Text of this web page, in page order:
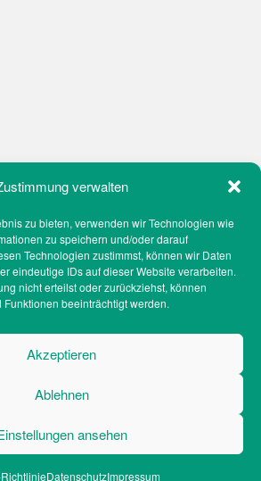
verwalten
zu bieten, verwenden wir Technologien wie
zu speichern und/oder darauf
Technologien zustimmst, können wir Daten
eindeutige IDs auf dieser Website verarbeiten.
nicht erteilst oder zurückziehst, können
beeinträchtigt werden.
Akzeptieren
Ablehnen
ansehen
DatenschutzImpressum
Gewinnspiel